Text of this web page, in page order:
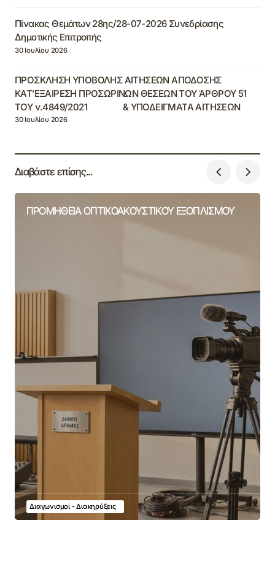
Πίνακας Θεμάτων 28ης/28-07-2026 Συνεδρίασης
Δημοτικής Επιτροπής
30 Ιουλίου 2026
ΠΡΟΣΚΛΗΣΗ ΥΠΟΒΟΛΗΣ ΑΙΤΗΣΕΩΝ ΑΠΟΔΟΣΗΣ
ΚΑΤ’ΕΞΑΙΡΕΣΗ ΠΡΟΣΩΡΙΝΩΝ ΘΕΣΕΩΝ ΤΟΥ ΆΡΘΡΟΥ 51
ΤΟΥ ν.4849/2021 & ΥΠΟΔΕΙΓΜΑΤΑ ΑΙΤΗΣΕΩΝ
30 Ιουλίου 2026
Διαβάστε επίσης...
ΠΡΟΜΗΘΕΙΑ ΟΠΤΙΚΟΑΚΟΥΣΤΙΚΟΥ ΕΞΟΠΛΙΣΜΟΥ
Διαγωνισμοί - Διακηρύξεις